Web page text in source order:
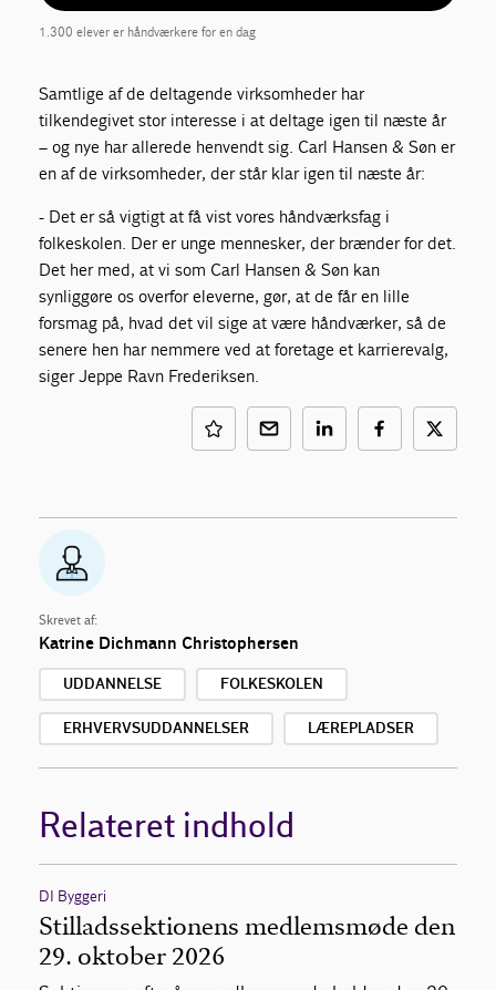
1.300 elever er håndværkere for en dag
Samtlige af de deltagende virksomheder har
tilkendegivet stor interesse i at deltage igen til næste år
– og nye har allerede henvendt sig. Carl Hansen & Søn er
en af de virksomheder, der står klar igen til næste år:
- Det er så vigtigt at få vist vores håndværksfag i
folkeskolen. Der er unge mennesker, der brænder for det.
Det her med, at vi som Carl Hansen & Søn kan
synliggøre os overfor eleverne, gør, at de får en lille
forsmag på, hvad det vil sige at være håndværker, så de
senere hen har nemmere ved at foretage et karrierevalg,
siger Jeppe Ravn Frederiksen.
Skrevet af:
Katrine Dichmann Christophersen
UDDANNELSE FOLKESKOLEN
ERHVERVSUDDANNELSER LÆREPLADSER
Relateret indhold
DI Byggeri
Stilladssektionens medlemsmøde den
29. oktober 2026